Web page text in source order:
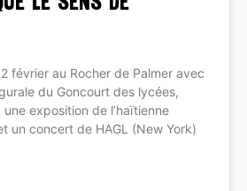
février au Rocher de Palmer avec
du Goncourt des lycées,
une exposition de l’haïtienne
un concert de HAGL (New York)